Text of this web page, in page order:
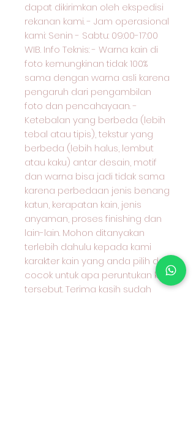
dapat dikirimkan oleh ekspedisi
rekanan kami. - Jam operasional
kami: Senin - Sabtu: 09:00-17:00
WIB. Info Teknis: - Warna kain di
foto kemungkinan tidak 100%
sama dengan warna asli karena
pengaruh dari pengambilan
foto dan pencahayaan. -
Ketebalan yang berbeda (lebih
tebal atau tipis), tekstur yang
berbeda (lebih halus, lembut
atau kaku) antar desain, motif
dan warna bisa jadi tidak sama
karena perbedaan jenis benang
katun, kerapatan kain, jenis
anyaman, proses finishing dan
lain-lain. Mohon ditanyakan
terlebih dahulu kepada kami
karakter kain yang anda pilih dan
cocok untuk apa peruntukan kain
tersebut. Terima kasih sudah